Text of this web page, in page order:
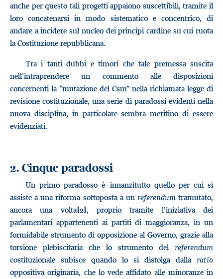
anche per questo tali progetti appaiono suscettibili, tramite il
loro concatenarsi in modo sistematico e concentrico, di
andare a incidere sul nucleo dei principi cardine su cui ruota
la Costituzione repubblicana.
Tra i tanti dubbi e timori che tale premessa suscita
nell’intraprendere un commento alle disposizioni
concernenti la “mutazione del Csm” nella richiamata legge di
revisione costituzionale, una serie di paradossi evidenti nella
nuova disciplina, in particolare sembra meritino di essere
evidenziati.
2. Cinque paradossi
Un primo paradosso è innanzitutto quello per cui si
assiste a una riforma sottoposta a un referendumtramutato,
ancora una volta[2], proprio tramite l’iniziativa dei
parlamentari appartenenti ai partiti di maggioranza, in un
formidabile strumento di opposizione al Governo, grazie alla
torsione plebiscitaria che lo strumento del referendum
costituzionale subisce quando lo si distolga dalla ratio
oppositiva originaria, che lo vede affidato alle minoranze in